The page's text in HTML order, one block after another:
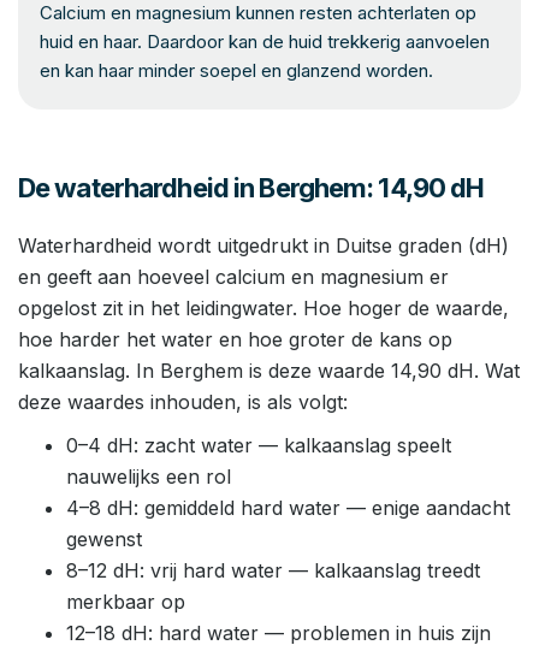
Calcium en magnesium kunnen resten achterlaten op
huid en haar. Daardoor kan de huid trekkerig aanvoelen
en kan haar minder soepel en glanzend worden.
De waterhardheid in Berghem: 14,90 dH
Waterhardheid wordt uitgedrukt in Duitse graden (dH)
en geeft aan hoeveel calcium en magnesium er
opgelost zit in het leidingwater. Hoe hoger de waarde,
hoe harder het water en hoe groter de kans op
kalkaanslag. In Berghem is deze waarde 14,90 dH. Wat
deze waardes inhouden, is als volgt:
0–4 dH: zacht water — kalkaanslag speelt
nauwelijks een rol
4–8 dH: gemiddeld hard water — enige aandacht
gewenst
8–12 dH: vrij hard water — kalkaanslag treedt
merkbaar op
12–18 dH: hard water — problemen in huis zijn